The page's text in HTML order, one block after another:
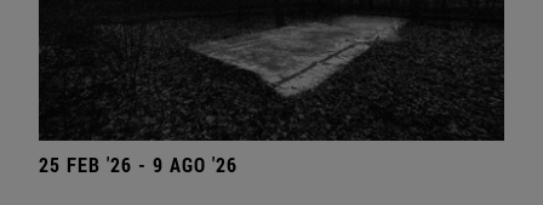
25 FEB '26 - 9 AGO '26